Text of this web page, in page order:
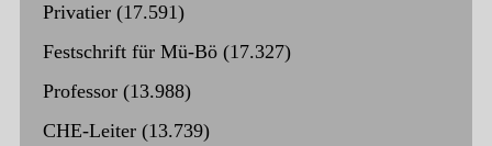
Privatier (17.591)
Festschrift für Mü-Bö (17.327)
Professor (13.988)
CHE-Leiter (13.739)